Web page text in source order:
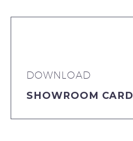
DOWNLOAD
SHOWROOM CARD